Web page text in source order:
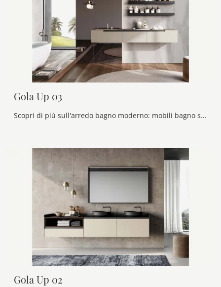
Gola Up 03
Scopri di più sull'arredo bagno moderno: mobili bagno sospesi in laccato opaco come il modello Gola Up 03 di Birex ti aspettano.
Gola Up 02